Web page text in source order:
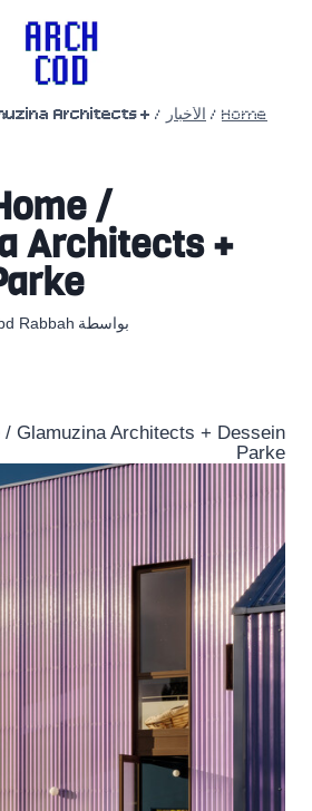
Home
/ الأخبار /
Architects +
/
Architects +
بواسطة Rabbah
/ Glamuzina Architects + Dessein
Parke